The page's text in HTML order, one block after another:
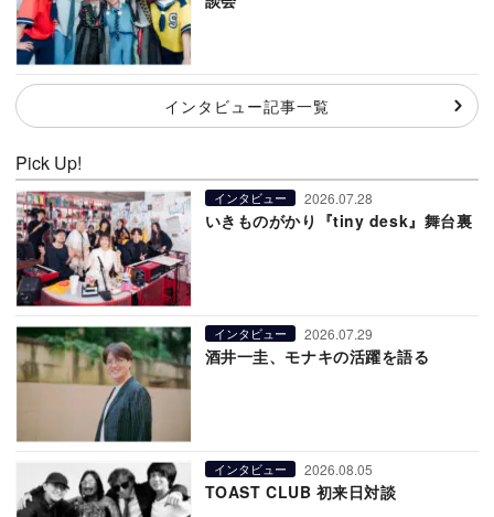
インタビュー記事一覧
Pick Up!
インタビュー 2026.07.28
いきものがかり『tiny desk』舞台裏
インタビュー 2026.07.29
酒井一圭、モナキの活躍を語る
インタビュー 2026.08.05
TOAST CLUB 初来日対談